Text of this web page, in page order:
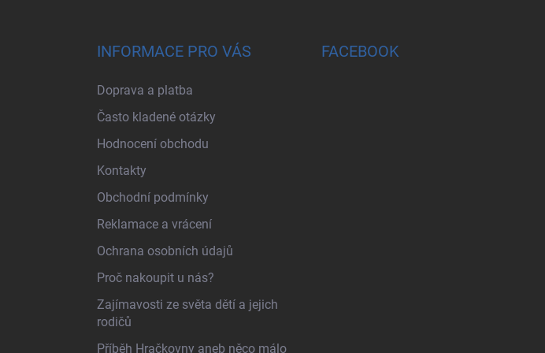
INFORMACE PRO VÁS
Doprava a platba
Často kladené otázky
Hodnocení obchodu
Kontakty
Obchodní podmínky
Reklamace a vrácení
Ochrana osobních údajů
Proč nakoupit u nás?
Zajímavosti ze světa dětí a jejich
rodičů
Příběh Hračkovny aneb něco málo
FACEBOOK